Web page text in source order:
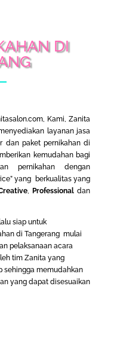
DI
Kami, Zanita
layanan jasa
dan paket pernikahan di
kemudahan bagi
pernikahan dengan
yang berkualitas yang
, Professional dan
siap untuk
di Tangerang mulai
pelaksanaan acara
tim Zanita yang
sehingga memudahkan
yang dapat disesuaikan